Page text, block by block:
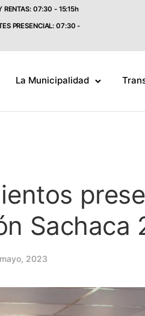
RENTAS: 07:30 - 15:15h
PRESENCIAL: 07:30 -
La Municipalidad
Sachaca
2023